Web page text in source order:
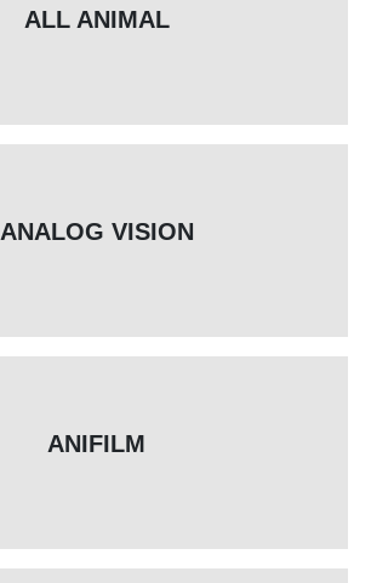
ALL ANIMAL
ANALOG VISION
ANIFILM